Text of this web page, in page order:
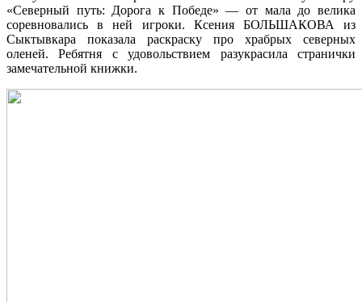
«Северный путь: Дорога к Победе» — от мала до велика
соревновались в ней игроки. Ксения БОЛЬШАКОВА из
Сыктывкара показала раскраску про храбрых северных
оленей. Ребятня с удовольствием разукрасила странички
замечательной книжки.